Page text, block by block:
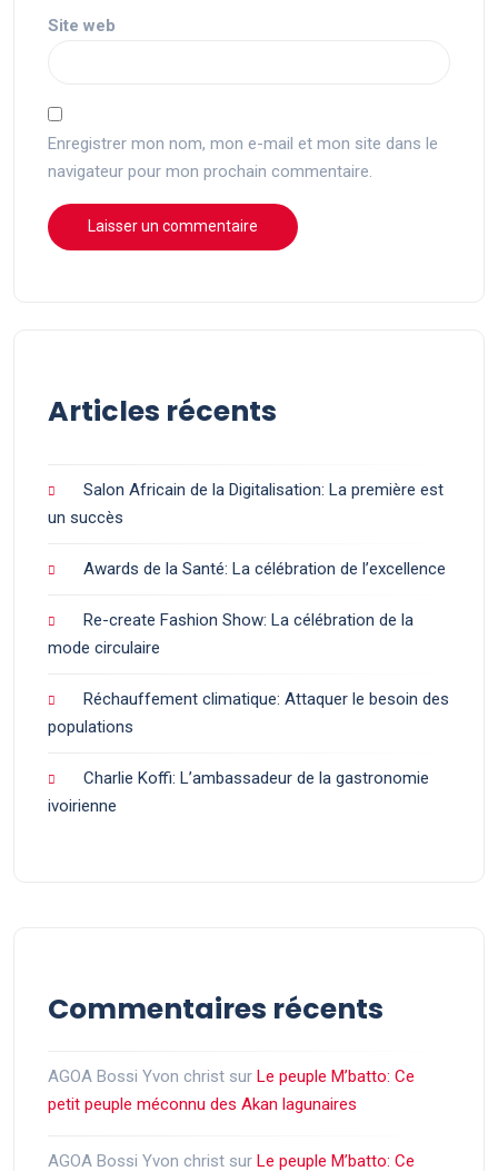
Site web
Enregistrer mon nom, mon e-mail et mon site dans le
navigateur pour mon prochain commentaire.
Articles récents
Salon Africain de la Digitalisation: La première est
un succès
Awards de la Santé: La célébration de l’excellence
Re-create Fashion Show: La célébration de la
mode circulaire
Réchauffement climatique: Attaquer le besoin des
populations
Charlie Koffi: L’ambassadeur de la gastronomie
ivoirienne
Commentaires récents
AGOA Bossi Yvon christ sur Le peuple M’batto: Ce
petit peuple méconnu des Akan lagunaires
AGOA Bossi Yvon christ sur Le peuple M’batto: Ce